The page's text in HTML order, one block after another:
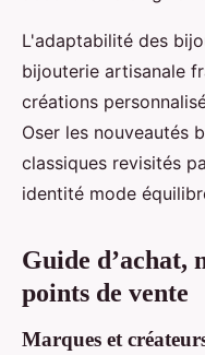
L'adaptabilité des
bijouterie artisanale
créations
Oser les nouveautés
classiques revisités
identité mode
Guide d’achat,
points de vente
Marques et